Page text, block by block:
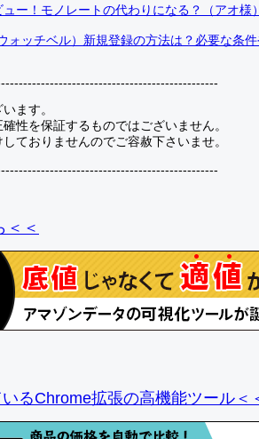
ー！モノレートの代わりになる？（アオ様
ォッチベル）新規登録の方法は？必要な条
ます。
性を保証するものではございません。
ておりませんのでご容赦下さいませ。
＜＜
るChrome拡張の高機能ツール＜